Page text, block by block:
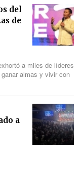
del
de
a miles de líderes
almas y vivir con
a